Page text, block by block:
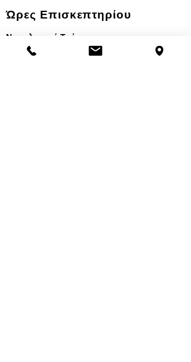
Ώρες Επισκεπτηρίου
Νοσηλευτικά Τμήματα
Χειμερινό ωράριο: 11.00-13.00
17.30-19.30